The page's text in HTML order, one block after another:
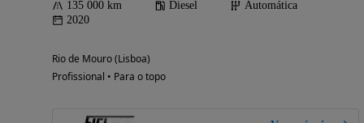
135 000 km Diesel
Automática
2020
Rio de Mouro (Lisboa)
Profissional • Para o topo